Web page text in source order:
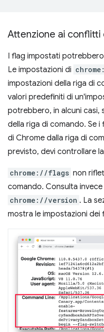
Attenzione ai conflitti
I flag impostati
Le impostazioni di
impostazioni della riga di
valori predefiniti di
potrebbero, in alcuni casi,
della riga di comando. Se
di Chrome dalla riga di
previsto, devi controllare
chrome://flags non
comando. Consulta invece
chrome://version . La
mostra le impostazioni dei